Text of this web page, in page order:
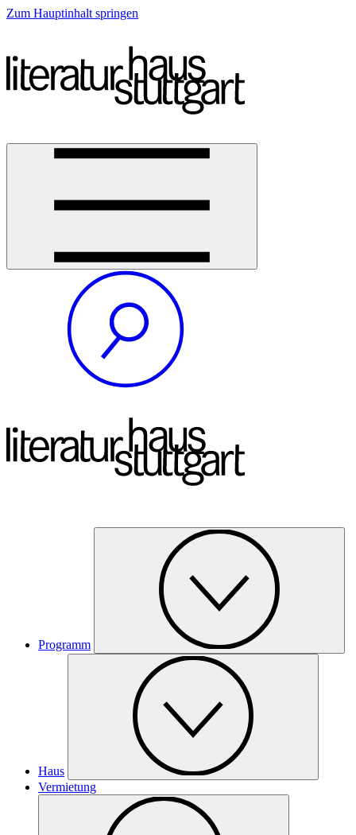
Zum Hauptinhalt springen
Programm
Haus
Vermietung